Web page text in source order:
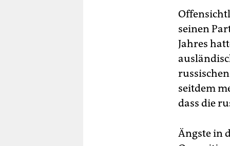
seinen
Jahres
seitdem
dass die
Ängste in